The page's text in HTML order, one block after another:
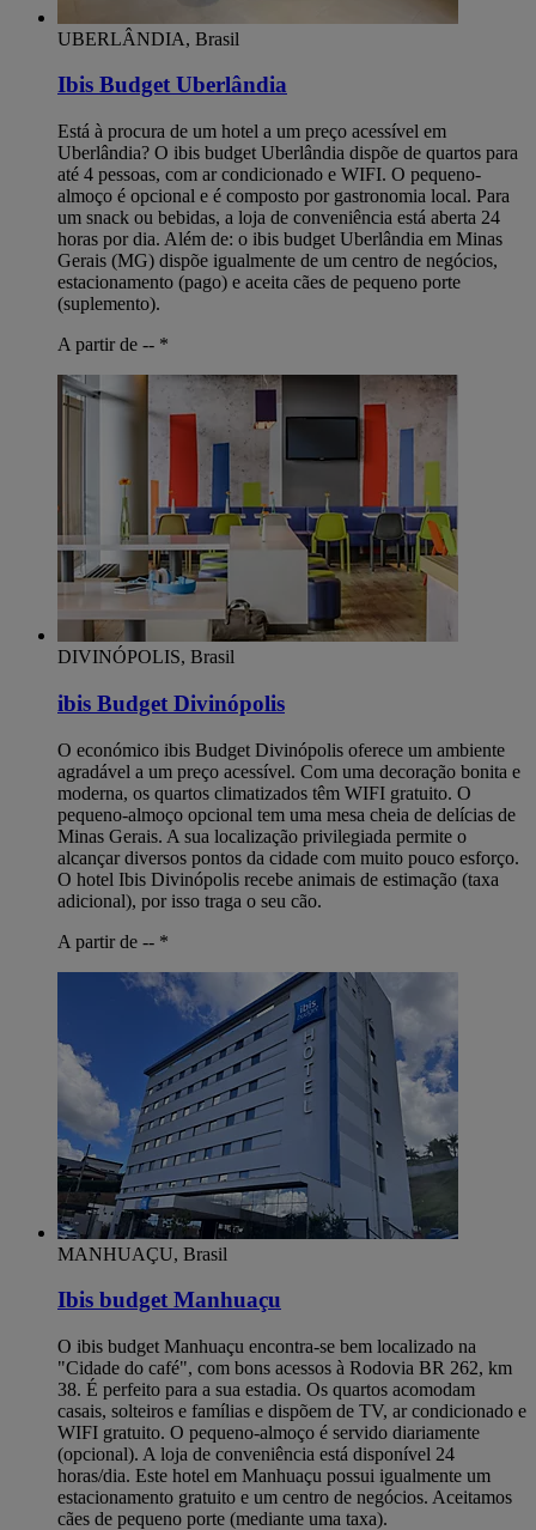
UBERLÂNDIA, Brasil
Ibis Budget Uberlândia
Está à procura de um hotel a um preço acessível em
Uberlândia? O ibis budget Uberlândia dispõe de quartos para
até 4 pessoas, com ar condicionado e WIFI. O pequeno-
almoço é opcional e é composto por gastronomia local. Para
um snack ou bebidas, a loja de conveniência está aberta 24
horas por dia. Além de: o ibis budget Uberlândia em Minas
Gerais (MG) dispõe igualmente de um centro de negócios,
estacionamento (pago) e aceita cães de pequeno porte
(suplemento).
A partir de -- *
DIVINÓPOLIS, Brasil
ibis Budget Divinópolis
O económico ibis Budget Divinópolis oferece um ambiente
agradável a um preço acessível. Com uma decoração bonita e
moderna, os quartos climatizados têm WIFI gratuito. O
pequeno-almoço opcional tem uma mesa cheia de delícias de
Minas Gerais. A sua localização privilegiada permite o
alcançar diversos pontos da cidade com muito pouco esforço.
O hotel Ibis Divinópolis recebe animais de estimação (taxa
adicional), por isso traga o seu cão.
A partir de -- *
MANHUAÇU, Brasil
Ibis budget Manhuaçu
O ibis budget Manhuaçu encontra-se bem localizado na
"Cidade do café", com bons acessos à Rodovia BR 262, km
38. É perfeito para a sua estadia. Os quartos acomodam
casais, solteiros e famílias e dispõem de TV, ar condicionado e
WIFI gratuito. O pequeno-almoço é servido diariamente
(opcional). A loja de conveniência está disponível 24
horas/dia. Este hotel em Manhuaçu possui igualmente um
estacionamento gratuito e um centro de negócios. Aceitamos
cães de pequeno porte (mediante uma taxa).